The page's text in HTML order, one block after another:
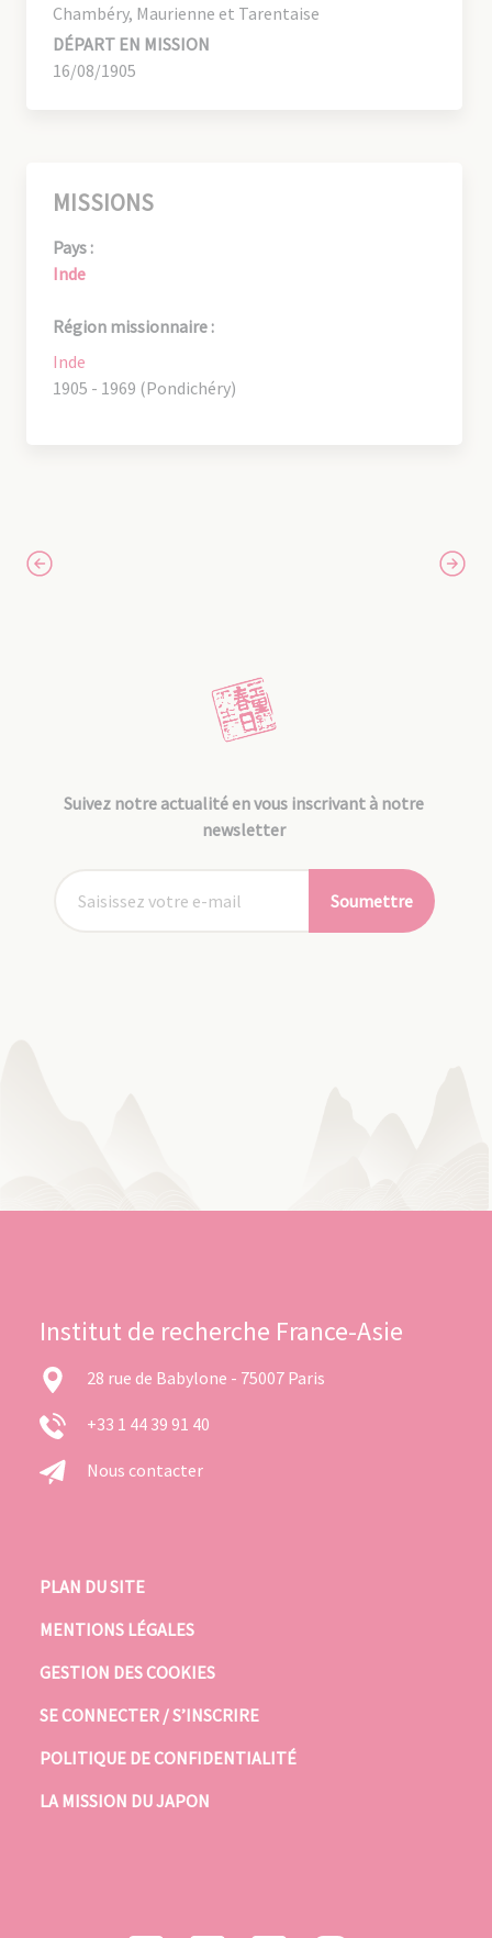
Chambéry, Maurienne et Tarentaise
DÉPART EN MISSION
16/08/1905
MISSIONS
Pays :
Inde
Région missionnaire :
Inde
1905 - 1969 (Pondichéry)
Suivez notre actualité en vous inscrivant à notre
newsletter
Soumettre
Institut de recherche France-Asie
28 rue de Babylone - 75007 Paris
+33 1 44 39 91 40
Nous contacter
PLAN DU SITE
MENTIONS LÉGALES
GESTION DES COOKIES
SE CONNECTER / S’INSCRIRE
POLITIQUE DE CONFIDENTIALITÉ
LA MISSION DU JAPON